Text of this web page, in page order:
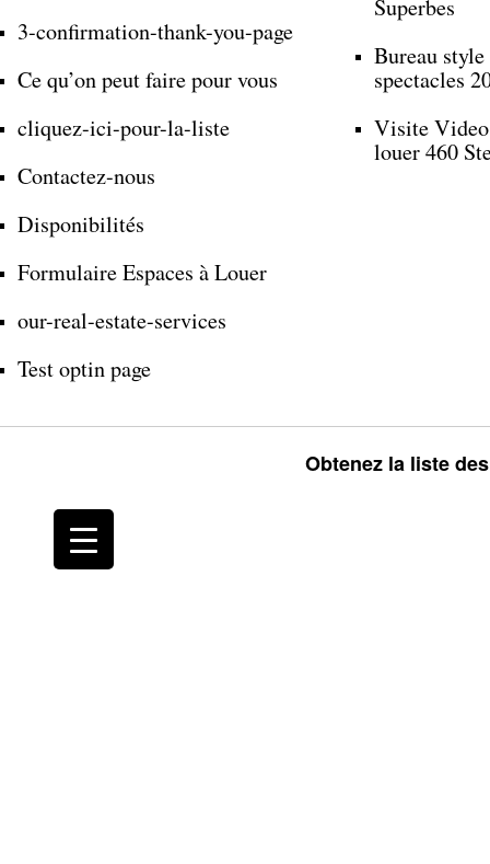
3-confirmation-thank-you-page
Ce qu’on peut faire pour vous
cliquez-ici-pour-la-liste
Contactez-nous
Disponibilités
Formulaire Espaces à Louer
our-real-estate-services
Test optin page
Superbes
Bureau
spectacles
Visite
louer 460
Obtenez la liste